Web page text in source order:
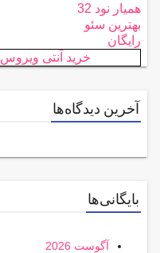
همیار نود 32
بهترین سئو
رایگان
خرید آنتی ویروس
آخرین دیدگاه‌ها
بایگانی‌ها
آگوست 2026